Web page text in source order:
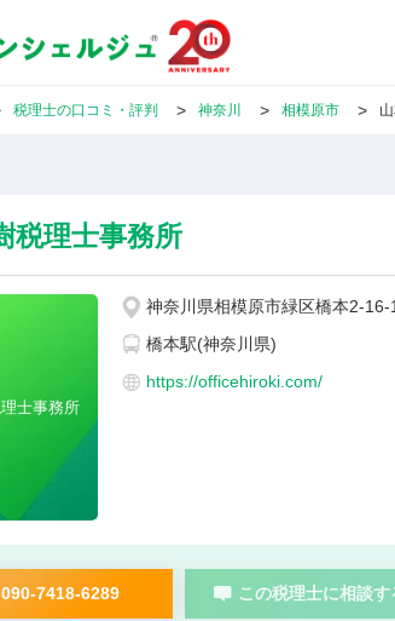
税理士の口コミ・評判 神奈川 相模原市
税理士事務所
士事務所
神奈川県相模原市緑区橋本2-
橋本駅(神奈川県)
https://officehiroki.com/
090-7418-6289 この税理士に相談す